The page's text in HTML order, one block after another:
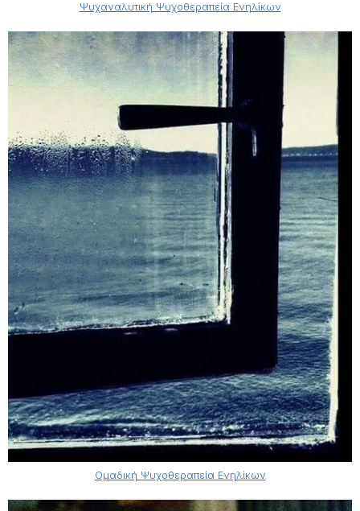
Ψυχαναλυτική Ψυχοθεραπεία Ενηλίκων
Ομαδική Ψυχοθεραπεία Ενηλίκων